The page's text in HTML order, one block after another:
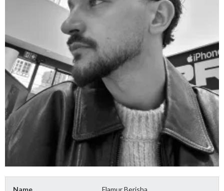
Name Flamur Berisha